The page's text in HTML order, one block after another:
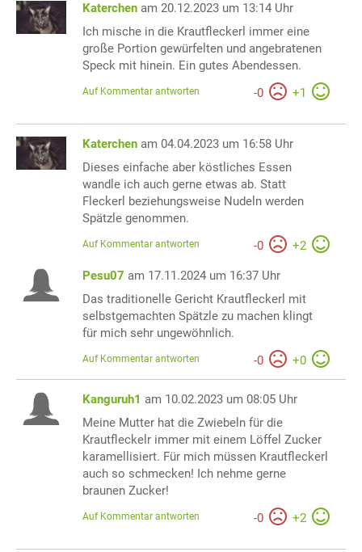
Katerchen am 20.12.2023 um 13:14 Uhr
Ich mische in die Krautfleckerl immer eine
große Portion gewürfelten und angebratenen
Speck mit hinein. Ein gutes Abendessen.
-0 +1
Auf Kommentar antworten
Katerchen am 04.04.2023 um 16:58 Uhr
Dieses einfache aber köstliches Essen
wandle ich auch gerne etwas ab. Statt
Fleckerl beziehungsweise Nudeln werden
Spätzle genommen.
-0 +2
Auf Kommentar antworten
Pesu07 am 17.11.2024 um 16:37 Uhr
Das traditionelle Gericht Krautfleckerl mit
selbstgemachten Spätzle zu machen klingt
für mich sehr ungewöhnlich.
-0 +0
Auf Kommentar antworten
Kanguruh1 am 10.02.2023 um 08:05 Uhr
Meine Mutter hat die Zwiebeln für die
Krautfleckelr immer mit einem Löffel Zucker
karamellisiert. Für mich müssen Krautfleckerl
auch so schmecken! Ich nehme gerne
braunen Zucker!
-0 +2
Auf Kommentar antworten